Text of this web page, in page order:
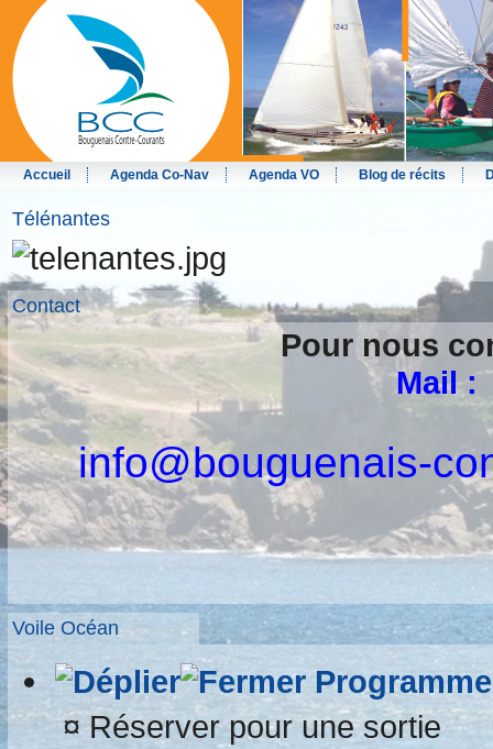
Accueil Agenda Co-Nav Agenda VO Blog de récits
Télénantes
Contact
Pour nous
Mail :
info@bouguenais-
Voile Océan
¤Réserver pour une sortie